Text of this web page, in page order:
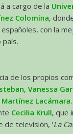
a cargo de la
Colomina,
con la
de los propios
Vanessa
Martínez Lacámara
Cecilia Krull, que
de televisión, ‘La